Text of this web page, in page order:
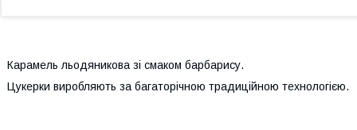
Карамель льодяникова зі смаком барбарису.
Цукерки виробляють за багаторічною традиційною технологією.